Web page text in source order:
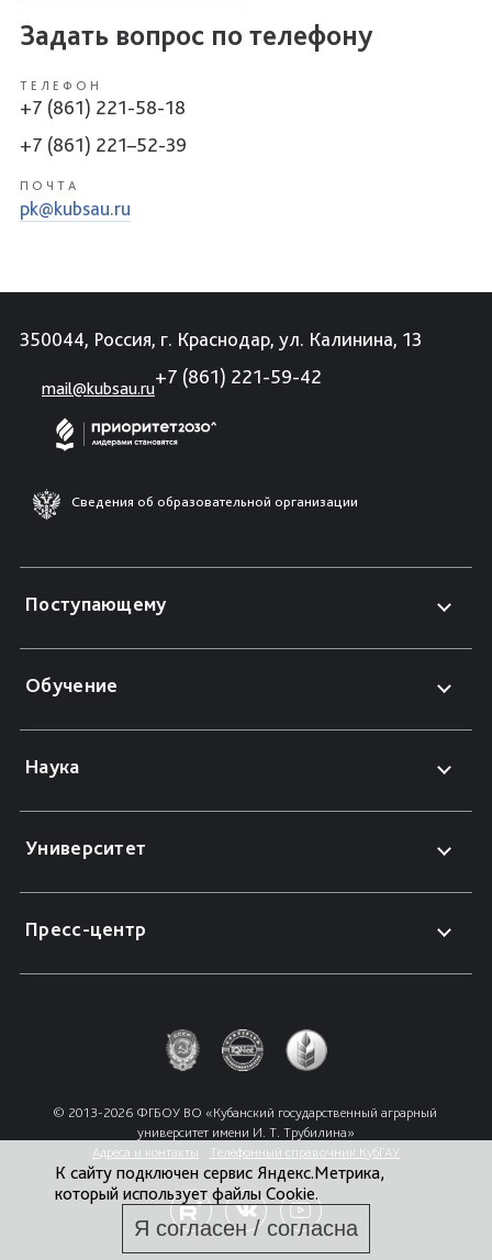
Задать вопрос по телефону
ТЕЛЕФОН
+7 (861) 221-58-18
+7 (861) 221–52-39
ПОЧТА
pk@kubsau.ru
350044, Россия, г. Краснодар, ул. Калинина, 13
mail@kubsau.ru
+7 (861) 221-59-42
Сведения об образовательной организации
Поступающему
Обучение
Наука
Университет
Пресс-центр
© 2013-2026 ФГБОУ ВО «Кубанский государственный аграрный
университет имени И. Т. Трубилина»
Адреса и контакты
Телефонный справочник КубГАУ
К сайту подключен сервис Яндекс.Метрика,
который использует файлы Cookie.
Я согласен / согласна